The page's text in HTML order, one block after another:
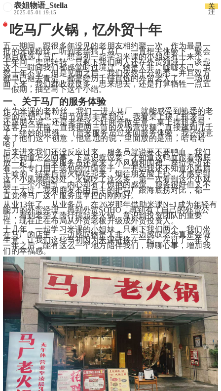
表姐物语_Stella
2025-05-01 19:15
关
注
吃马厂火锅，忆外贸十年
五一期间，跟很多年没见的老朋友相约聚一次，作为最早一
批的米课粉丝，听到老华搞了马厂，一直想去体验下，聚会
地点就选了马厂。想当初一起学习米课的小姐妹有十来个，
十年间，兜兜转转，只剩下我们两人还在外贸领域了，谈起
这个一时间我们都感觉时过境迁，物是人非，嘘嘘不已。虽
然十年不见，但是见面之后，我们依然十分熟悉，并且双方
都早已褪去青涩，都是经历千锤百炼的外贸老人了。一场见
面下来，我们都收获良多，思来想去，还是打算牺牲一点五
一假期，抽空写下这个小结。
一、关于马厂的服务体验
作为米课的老粉丝，我们一进去马厂，就能感受到熟悉的老
华的营销气息，细节做到非常到位。我看桌上摆了瓶茅台，
还跟朋友说，还是老华这个奸商会做生意。桌上摆瓶茅台，
这客户一开瓶，直接把两三百的火锅营业额，直接飙到几千
了，绝妙的思维。（后来服务员过来问服务体验，我还特意
夸了他们这个创意，他尴尬的说，里面放的是油，哈哈哈
哈）
后来进来我们还没反应过来，服务员就说要不要鸭血，我们
也不知道怎么回事，下意识就说要，才知道这鸭血跟着锅底
放一起了。后来服务员还拿来了小风扇和围裙，座位旁边还
有一个专门用于装包的竹编篮子。一开始我还不知道小风扇
干啥的，结果后面火锅吃起来，烟往朋友脸上扑，才感受到
这个小风扇的妙处，火锅吃了这么多，第一次看到这个小风
扇，一个小细节，内心却有了惊艳的感觉。服务很好但又不
至于太过，我和朋友不由自主的把马厂跟海底捞对比，都一
直觉得马厂这个服务度拿捏的刚刚好。
从业13年了，从业务员，在26岁那年借助米课N+1成为年轻有
能力的外贸经理，再到外贸SOHO，再到有了自己的外贸公
司，看到老华又跨行搞起来火锅，意识到投资团队的重要
性，现在正在布局从外贸老板升级成外贸投资人。
十几年，一起学习米课的小姐妹，只剩下我们两个。我们坐
在马厂的店里，一边感叹物是人非，一边感叹老华真是会做
生意，让我们这些当初因为米课链接在一起，在过了一年又
一年之后，能有这么一个地方陪伴我们，聊聊心事，增加我
们的幸福感。